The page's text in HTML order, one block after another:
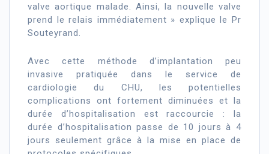
valve aortique malade. Ainsi, la nouvelle valve
prend le relais immédiatement » explique le Pr
Souteyrand.
Avec cette méthode d’implantation peu
invasive pratiquée dans le service de
cardiologie du CHU, les potentielles
complications ont fortement diminuées et la
durée d’hospitalisation est raccourcie : la
durée d’hospitalisation passe de 10 jours à 4
jours seulement grâce à la mise en place de